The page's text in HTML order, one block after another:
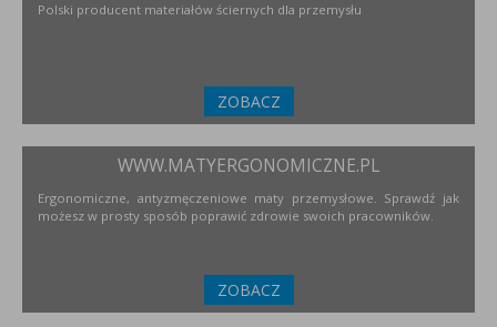
Polski producent materiałów ściernych dla przemysłu
ZOBACZ
WWW.MATYERGONOMICZNE.PL
Ergonomiczne, antyzmęczeniowe maty przemysłowe. Sprawdź jak
możesz w prosty sposób poprawić zdrowie swoich pracowników.
ZOBACZ